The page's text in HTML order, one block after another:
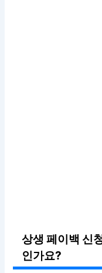
상생 페이백 신
인가요?